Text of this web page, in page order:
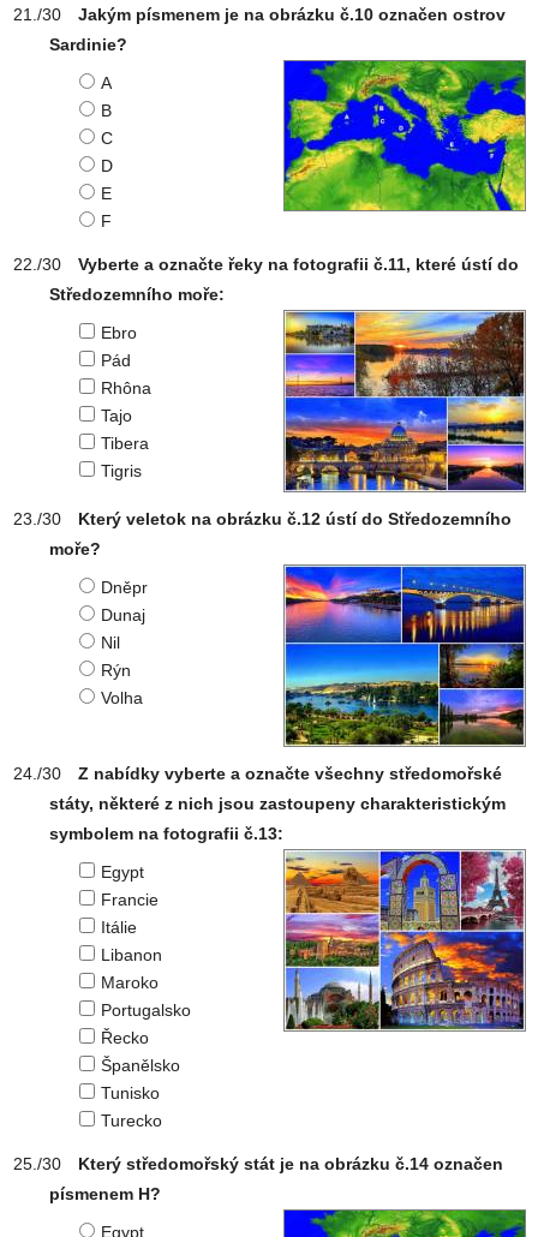
Jakým písmenem je na obrázku č.10 označen ostrov
Sardinie?
A
B
C
D
E
F
Vyberte a označte řeky na fotografii č.11, které ústí do
Středozemního moře:
Ebro
Pád
Rhôna
Tajo
Tibera
Tigris
Který veletok na obrázku č.12 ústí do Středozemního
moře?
Dněpr
Dunaj
Nil
Rýn
Volha
Z nabídky vyberte a označte všechny středomořské
státy, některé z nich jsou zastoupeny charakteristickým
symbolem na fotografii č.13:
Egypt
Francie
Itálie
Libanon
Maroko
Portugalsko
Řecko
Španělsko
Tunisko
Turecko
Který středomořský stát je na obrázku č.14 označen
písmenem H?
Egypt